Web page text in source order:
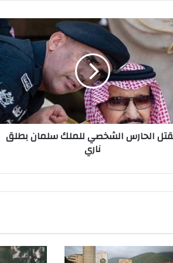
الحارس الشخصي للملك سلمان بطلق
ناري